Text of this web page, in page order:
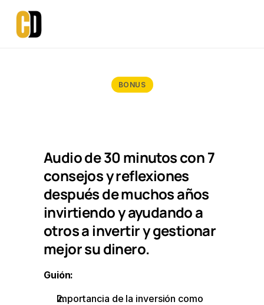
BONUS
Audio de 30 minutos con 7
consejos y reflexiones
después de muchos años
invirtiendo y ayudando a
otros a invertir y gestionar
mejor su dinero.
Guión:
Importancia de la inversión como